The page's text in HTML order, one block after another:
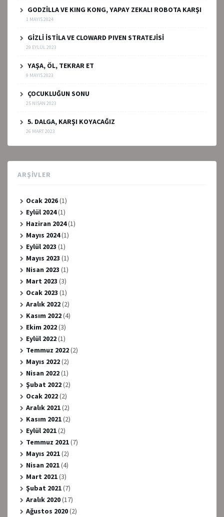
GODZİLLA VE KING KONG, YAPAY ZEKALI ROBOTA KARŞI
1 MAYIS 2024
GİZLİ İSTİLA VE CLOWARD PIVEN STRATEJİSİ
29 EYLÜL 2023
YAŞA, ÖL, TEKRAR ET
9 MAYIS 2023
ÇOCUKLUĞUN SONU
25 NISAN 2023
5. DALGA, KARŞI KOYACAĞIZ
26 MART 2023
ARŞIVLER
Ocak 2026(1)
Eylül 2024(1)
Haziran 2024(1)
Mayıs 2024(1)
Eylül 2023 (1)
Mayıs 2023 (1)
Nisan 2023 (1)
Mart 2023 (3)
Ocak 2023 (1)
Aralık 2022(2)
Kasım 2022(4)
Ekim 2022(3)
Eylül 2022(1)
Temmuz 2022(2)
Mayıs 2022(2)
Nisan 2022(1)
Şubat 2022(2)
Ocak 2022(2)
Aralık 2021(2)
Kasım 2021(2)
Eylül 2021(2)
Temmuz 2021(7)
Mayıs 2021(2)
Nisan 2021(4)
Mart 2021(3)
Şubat 2021(7)
Aralık 2020(17)
Ağustos 2020(2)